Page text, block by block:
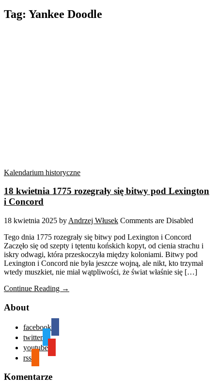
Tag: Yankee Doodle
Kalendarium historyczne
18 kwietnia 1775 rozegrały się bitwy pod Lexington
i Concord
18 kwietnia 2025 by Andrzej Włusek Comments are Disabled
Tego dnia 1775 rozegrały się bitwy pod Lexington i Concord
Zaczęło się od szepty i tętentu końskich kopyt, od cienia strachu i
iskry odwagi, która przeskoczyła między koloniami. Bitwy pod
Lexington i Concord nie była jeszcze wojną, ale nikt, kto trzymał
wtedy muszkiet, nie miał wątpliwości, że świat właśnie się […]
Continue Reading →
About
facebook
twitter
youtube
rss
Komentarze